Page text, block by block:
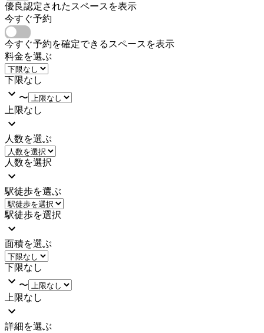
優良認定されたスペースを表示
今すぐ予約
今すぐ予約を確定できるスペースを表示
料金を選ぶ
下限なし
〜
上限なし
人数を選ぶ
人数を選択
駅徒歩を選ぶ
駅徒歩を選択
面積を選ぶ
下限なし
〜
上限なし
詳細を選ぶ